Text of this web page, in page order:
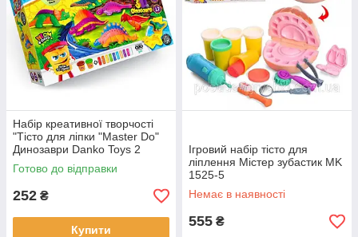
Набір креативної творчості
"Тісто для ліпки "Master Do"
Динозаври Danko Toys 2
баночки і 10 стіків з тістом.
Готово до відправки
252 ₴
Купити
Ігровий набір тісто для
ліплення Містер зубастик MK
1525-5
Немає в наявності
555 ₴